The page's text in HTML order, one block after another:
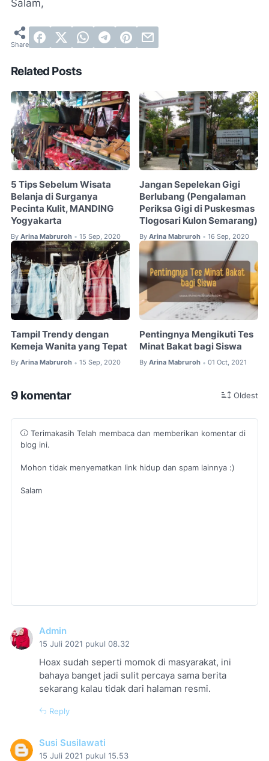
Salam,
Related Posts
5 Tips Sebelum Wisata
Belanja di Surganya
Pecinta Kulit, MANDING
Yogyakarta
By Arina Mabruroh • 15 Sep, 2020
Jangan Sepelekan Gigi
Berlubang (Pengalaman
Periksa Gigi di Puskesmas
Tlogosari Kulon Semarang)
By Arina Mabruroh • 16 Sep, 2020
Tampil Trendy dengan
Kemeja Wanita yang Tepat
By Arina Mabruroh • 15 Sep, 2020
Pentingnya Mengikuti Tes
Minat Bakat bagi Siswa
By Arina Mabruroh • 01 Oct, 2021
9 komentar Oldest
Terimakasih Telah membaca dan memberikan komentar di
blog ini.
Mohon tidak menyematkan link hidup dan spam lainnya :)
Salam
Admin
15 Juli 2021 pukul 08.32
Hoax sudah seperti momok di masyarakat, ini
bahaya banget jadi sulit percaya sama berita
sekarang kalau tidak dari halaman resmi.
Reply
Susi Susilawati
15 Juli 2021 pukul 15.53